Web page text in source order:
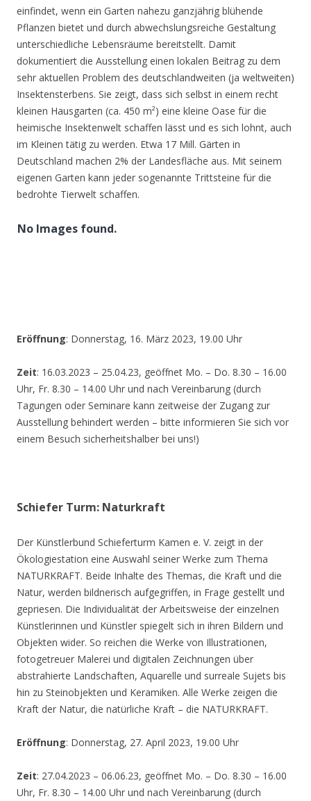
einfindet, wenn ein Garten nahezu ganzjährig blühende
Pflanzen bietet und durch abwechslungsreiche Gestaltung
unterschiedliche Lebensräume bereitstellt. Damit
dokumentiert die Ausstellung einen lokalen Beitrag zu dem
sehr aktuellen Problem des deutschlandweiten (ja weltweiten)
Insektensterbens. Sie zeigt, dass sich selbst in einem recht
kleinen Hausgarten (ca. 450 m²) eine kleine Oase für die
heimische Insektenwelt schaffen lässt und es sich lohnt, auch
im Kleinen tätig zu werden. Etwa 17 Mill. Gärten in
Deutschland machen 2% der Landesfläche aus. Mit seinem
eigenen Garten kann jeder sogenannte Trittsteine für die
bedrohte Tierwelt schaffen.
No Images found.
Eröffnung: Donnerstag, 16. März 2023, 19.00 Uhr
Zeit: 16.03.2023 – 25.04.23, geöffnet Mo. – Do. 8.30 – 16.00
Uhr, Fr. 8.30 – 14.00 Uhr und nach Vereinbarung (durch
Tagungen oder Seminare kann zeitweise der Zugang zur
Ausstellung behindert werden – bitte informieren Sie sich vor
einem Besuch sicherheitshalber bei uns!)
Schiefer Turm: Naturkraft
Der Künstlerbund Schieferturm Kamen e. V. zeigt in der
Ökologiestation eine Auswahl seiner Werke zum Thema
NATURKRAFT. Beide Inhalte des Themas, die Kraft und die
Natur, werden bildnerisch aufgegriffen, in Frage gestellt und
gepriesen. Die Individualität der Arbeitsweise der einzelnen
Künstlerinnen und Künstler spiegelt sich in ihren Bildern und
Objekten wider. So reichen die Werke von Illustrationen,
fotogetreuer Malerei und digitalen Zeichnungen über
abstrahierte Landschaften, Aquarelle und surreale Sujets bis
hin zu Steinobjekten und Keramiken. Alle Werke zeigen die
Kraft der Natur, die natürliche Kraft – die NATURKRAFT.
Eröffnung: Donnerstag, 27. April 2023, 19.00 Uhr
Zeit: 27.04.2023 – 06.06.23, geöffnet Mo. – Do. 8.30 – 16.00
Uhr, Fr. 8.30 – 14.00 Uhr und nach Vereinbarung (durch